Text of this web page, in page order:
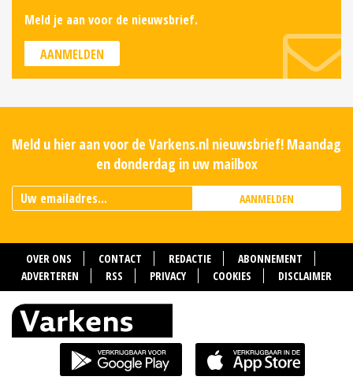
Meld je aan voor de nieuwsbrief.
AANMELDEN
Meld u hier aan voor de Varkens.nl nieuwsbrief! Maandag
en donderdag in uw mailbox
AANMELDEN
OVER ONS CONTACT REDACTIE
ABONNEMENT
ADVERTEREN
RSS PRIVACY COOKIES DISCLAIMER